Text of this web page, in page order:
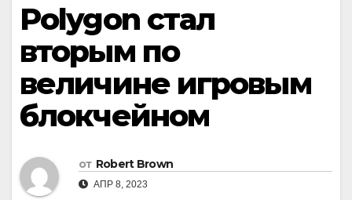
Polygon стал
вторым по
величине игровым
блокчейном
от Robert Brown
АПР 8, 2023